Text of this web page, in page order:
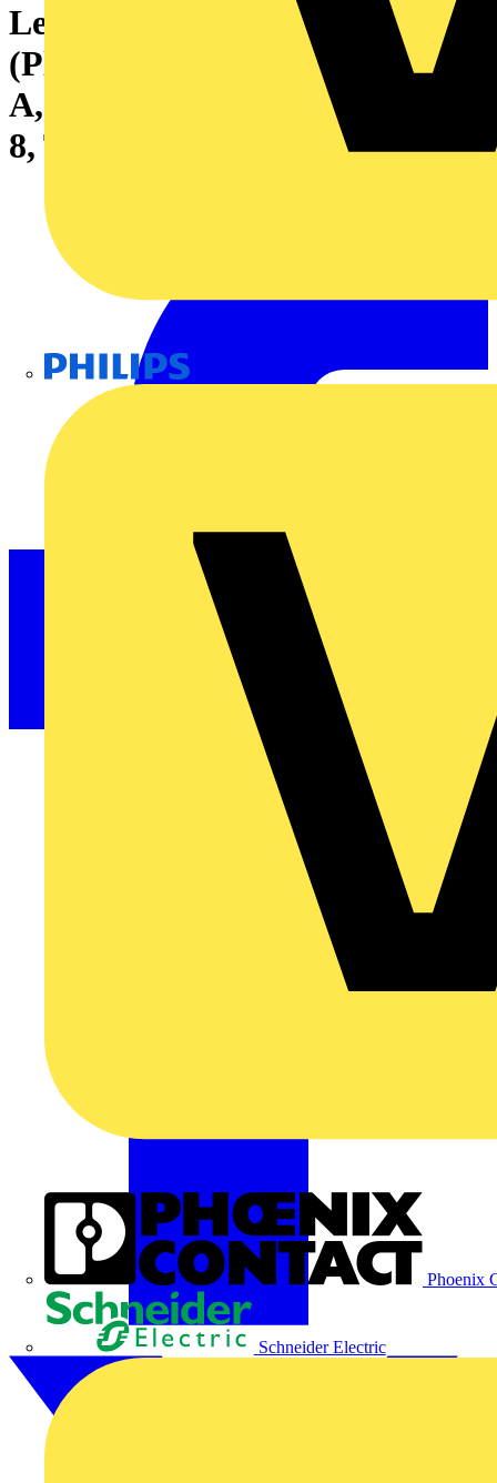
Phoenix
Schneider Electric
Leiterplattensteckverbinder
(Platinenanschluss), 320 V, 15
A, Raster in mm: 5.00, Polzahl:
8, THT-Lötanschluss, Box